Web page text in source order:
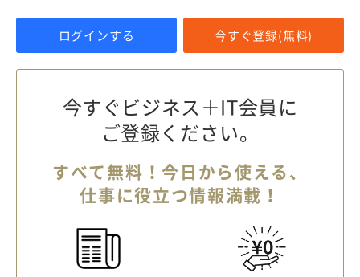
ログインする 今すぐ登録(無料)
今すぐビジネス＋IT会員に
ご登録ください。
すべて無料！今日から使える、
仕事に役立つ情報満載！